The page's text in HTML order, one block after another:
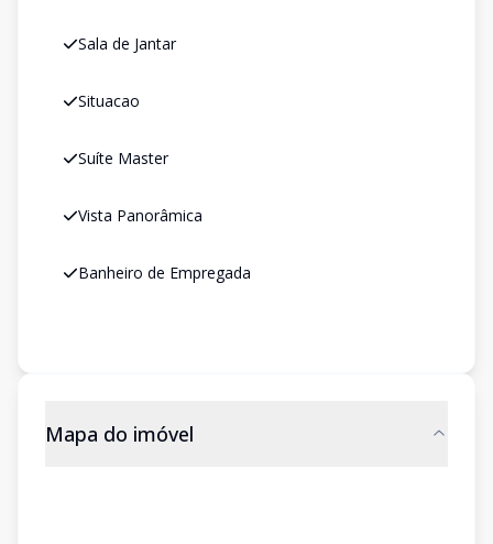
Sala de Jantar
Situacao
Suíte Master
Vista Panorâmica
Banheiro de Empregada
Mapa do imóvel